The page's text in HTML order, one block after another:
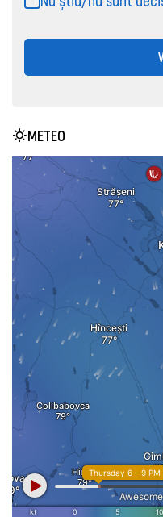
METEO